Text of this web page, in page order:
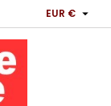
EUR € 